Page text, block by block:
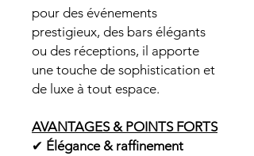
pour des événements
prestigieux, des bars élégants
ou des réceptions, il apporte
une touche de sophistication et
de luxe à tout espace.
AVANTAGES & POINTS FORTS
✔ Élégance & raffinement